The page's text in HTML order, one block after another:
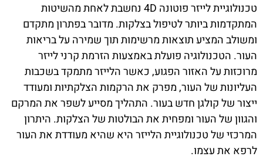
טכנולוגיית לייזר פוטונה 4D נחשבת לאחת מהשיטות
המתקדמות ביותר לטיפול בצלקות. מדובר בפתרון מתקדם
ומשולב המציע תוצאות מרשימות תוך שמירה על בריאות
העור. הטכנולוגיה פועלת באמצעות הזרמת קרני לייזר
מרוכזות על האזור הפגוע, כאשר הלייזר מתמקד בשכבות
העליונות של העור, מפרק את הרקמות הצלקתיות ומעודד
ייצור של קולגן חדש בעור. התהליך מסייע לשפר את המרקם
והגוון של העור ומפחית את הבולטות של הצלקות. היתרון
המרכזי של טכנולוגיית הלייזר היא שהיא מעודדת את העור
לרפא את עצמו.